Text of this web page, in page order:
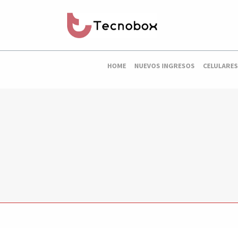
HOME NUEVOS INGRESOS CELULARES